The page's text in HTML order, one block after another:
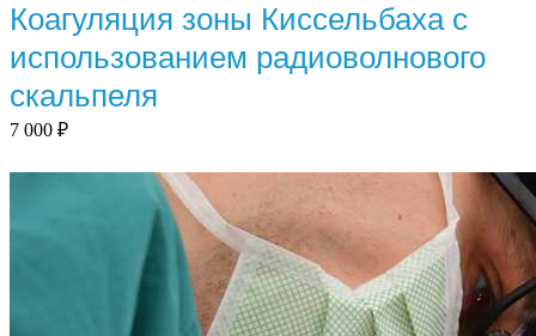
Коагуляция зоны Киссельбаха с
использованием радиоволнового
скальпеля
7 000 ₽